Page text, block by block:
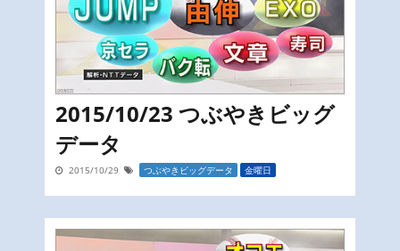
2015/10/23 つぶやきビッグ
データ
2015/10/29 つぶやきビッグデータ 金曜日